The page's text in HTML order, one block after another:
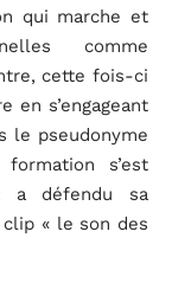
qui marche et
comme
cette fois-ci
en s’engageant
le pseudonyme
s’est
a défendu sa
« le son des